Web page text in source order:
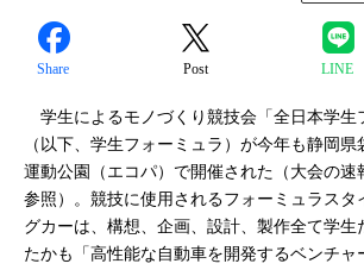
Share Post LINE
学生によるモノづくり競技会「全日本学生
（以下、学生フォーミュラ）が今年も静岡
運動公園（エコパ）で開催された（大会の速
参照）。競技に使用されるフォーミュラスタ
グカーは、構想、企画、設計、製作全て学生
たかも「高性能な自動車を開発するベンチャ